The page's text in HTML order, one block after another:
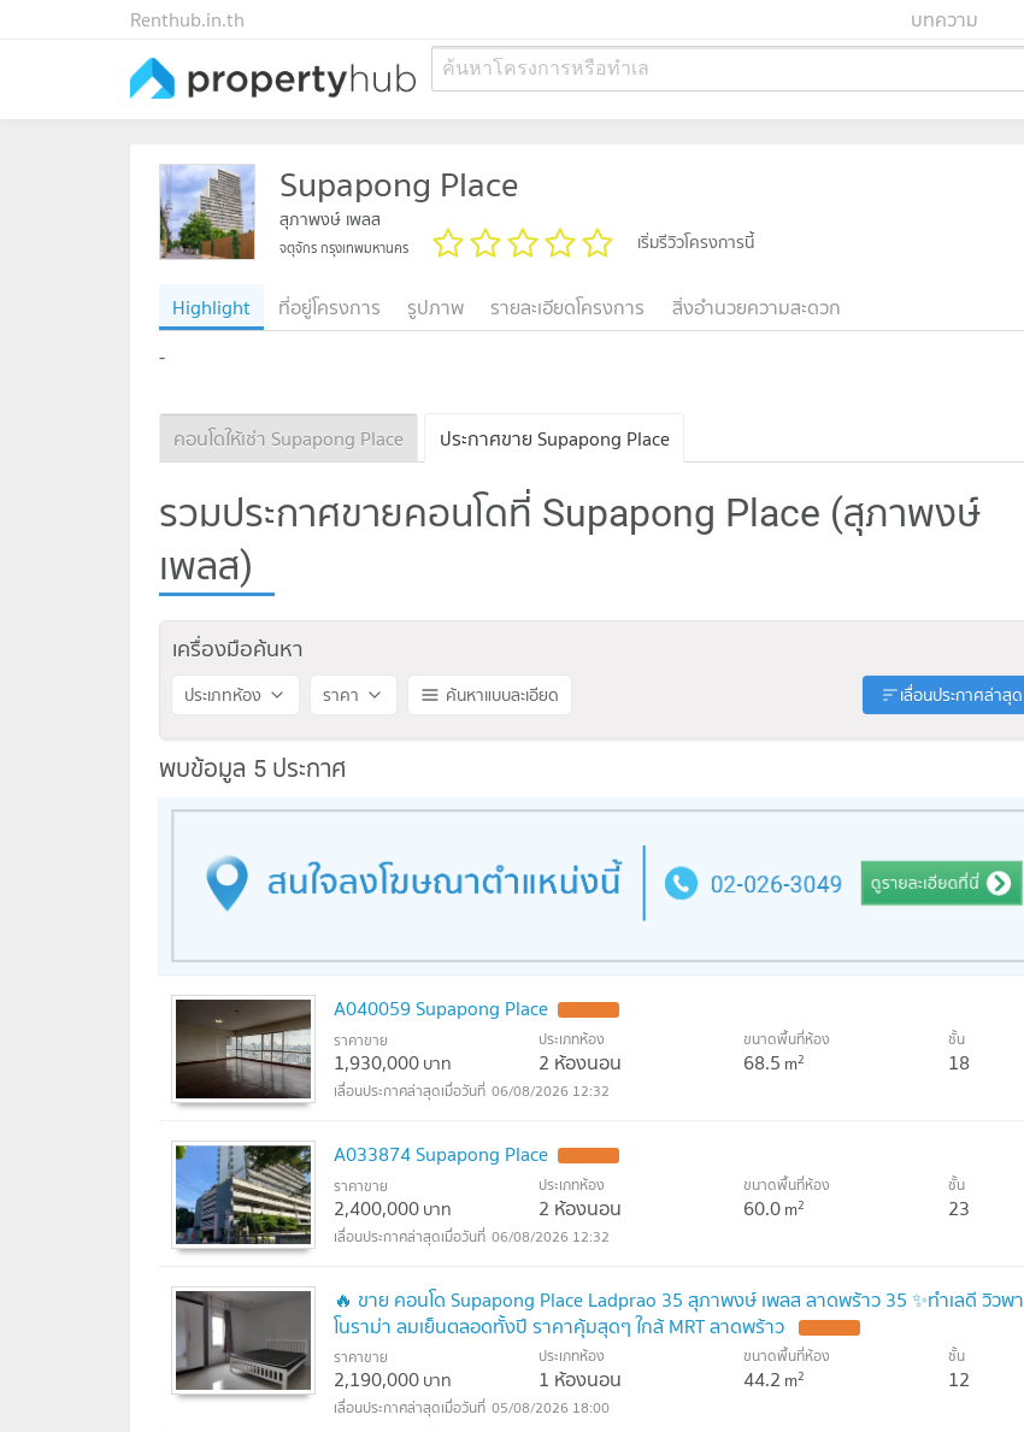
บทความ
Renthub.in.th
ค้นหาโครงการหรือทำเล
Supapong Place
สุภาพงษ์ เพลส
จตุจักร กรุงเทพมหานคร เริ่มรีวิวโครงการนี้
Highlight ที่อยู่โครงการ รูปภาพ รายละเอียดโครงการ
สิ่งอำนวยความสะดวก
-
คอนโดให้เช่า Supapong Place ประกาศขาย Supapong Place
รวมประกาศขายคอนโดที่ Supapong Place (สุภาพงษ์
เพลส)
เครื่องมือค้นหา
ประเภทห้อง ราคา ค้นหาแบบละเอียด เลื่อนประกาศล่าสุด
พบข้อมูล 5 ประกาศ
A040059 Supapong Place
ราคาขาย
1,930,000บาท
ประเภทห้อง
2 ห้องนอน
ขนาดพื้นที่ห้อง
68.5 m2
ชั้น
18
06/08/2026 12:32
A033874 Supapong Place
ราคาขาย
2,400,000บาท
ประเภทห้อง
2 ห้องนอน
ขนาดพื้นที่ห้อง
60.0m2
ชั้น
23
06/08/2026 12:32
🔥 ขาย คอนโด Supapong Place Ladprao 35 สุภาพงษ์ เพลส ลาดพร้าว 35 ✨ทำเลดี วิวพา
โนราม่า ลมเย็นตลอดทั้งปี ราคาคุ้มสุดๆ ใกล้ MRT ลาดพร้าว
ราคาขาย
2,190,000บาท
ประเภทห้อง
1 ห้องนอน
ขนาดพื้นที่ห้อง
44.2 m2
ชั้น
12
05/08/2026 18:00